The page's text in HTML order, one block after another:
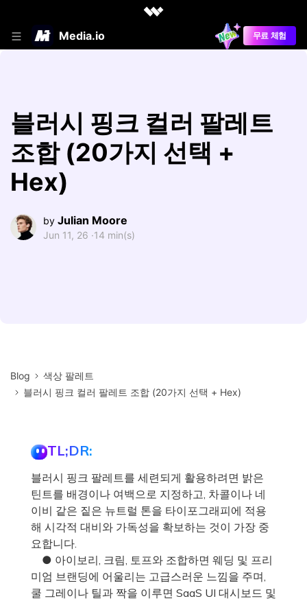
Media.io 무료 체험
블러시 핑크 컬러 팔레트
조합 (20가지 선택 +
Hex)
by Julian Moore
Jun 11, 26 ·14 min(s)
Blog
색상 팔레트
블러시 핑크 컬러 팔레트 조합 (20가지 선택 + Hex)
TL;DR:
블러시 핑크 팔레트를 세련되게 활용하려면 밝은
틴트를 배경이나 여백으로 지정하고, 차콜이나 네
이비 같은 짙은 뉴트럴 톤을 타이포그래피에 적용
해 시각적 대비와 가독성을 확보하는 것이 가장 중
요합니다.
● 아이보리, 크림, 토프와 조합하면 웨딩 및 프리
미엄 브랜딩에 어울리는 고급스러운 느낌을 주며,
쿨 그레이나 틸과 짝을 이루면 SaaS UI 대시보드 및